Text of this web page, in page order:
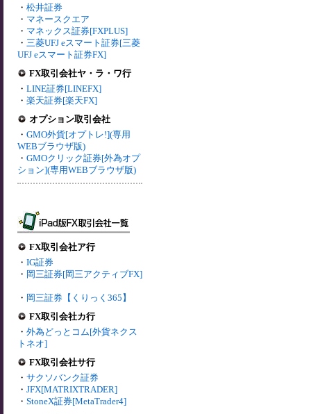
・ 松井証券
・ マネースクエア
・ マネックス証券[FXPLUS]
・ 三菱UFJ eスマート証券[三菱
UFJ eスマート証券FX]
FX取引会社ヤ・ラ・ワ行
・ LINE証券[LINEFX]
・ 楽天証券[楽天FX]
オプション取引会社
・ GMO外貨[オプトレ!](専用
WEBブラウザ版)
・ GMOクリック証券[外為オプ
ション](専用WEBブラウザ版)
FX取引会社ア行
・ IG証券
・ 岡三証券[岡三アクティブFX]
・ 岡三証券【くりっく365】
FX取引会社カ行
・ 外為どっとコム[外貨ネクス
トネオ]
FX取引会社サ行
・ サクソバンク証券
・ JFX[MATRIXTRADER]
・ StoneX証券[MetaTrader4]